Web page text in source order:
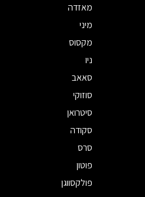
מאזדה
מיני
מקסוס
ניו
סאאב
סוזוקי
סיטרואן
סקודה
סרס
פוטון
פולקסווגן